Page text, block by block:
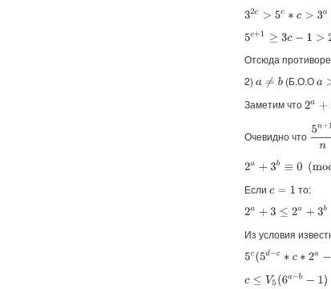
32c >5 c∗c >3a ≥3 5c+
5c+1 ≥3 c−1 >2 c
Отсюда
2)a≠b (Б.О.Оa>
Заметим что2a +3
Очевидно что
5n+
2a +3 b≡0 (mod 5)
Еслиc=1
то:
2a +3 ≤2 a+ 3b=5∗ d≤
Из условия
5c(5d−c∗c ∗2 a −d∗ 2b
c≤V 5(6a−b−1 )=V5(